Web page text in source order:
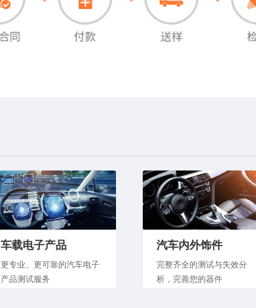
车载电子产品
更专业、更可靠的汽车电子
产品测试服务
汽车内外饰件
完整齐全的测试与失效分
析，完善您的器件